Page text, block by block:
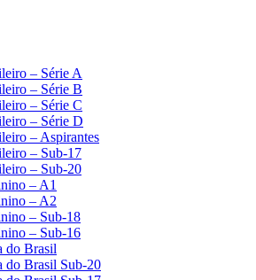
– Série A
– Série B
– Série C
– Série D
– Aspirantes
– Sub-17
– Sub-20
– A1
– A2
– Sub-18
– Sub-16
do Brasil
do Brasil Sub-20